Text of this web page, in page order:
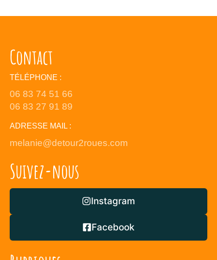
Contact
TÉLÉPHONE :
06 83 74 51 66
06 83 27 91 89
ADRESSE MAIL :
melanie@detour2roues.com
Suivez-nous
Instagram
Facebook